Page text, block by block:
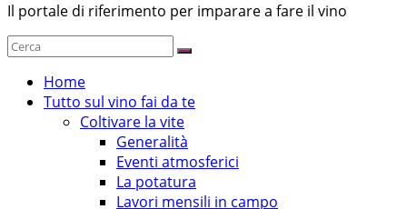
Il portale di riferimento per imparare a fare il vino
Home
Tutto sul vino fai da te
Coltivare la vite
Generalità
Eventi atmosferici
La potatura
Lavori mensili in campo